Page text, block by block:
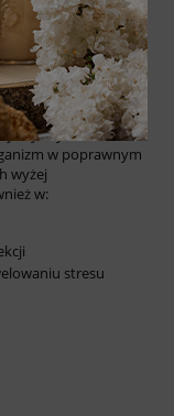
kokainowy,
ciekawa.
właściwości
wpływa
jak
czynnych, które
w poprawnym
wyżej
w:
stresu